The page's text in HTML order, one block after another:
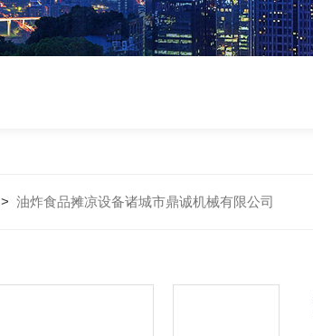
>油炸食品摊凉设备诸城市鼎诚机械有限公司